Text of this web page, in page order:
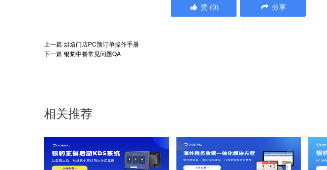
赞 (0) 分享
上一篇烘焙门店PC预订单操作手册
下一篇银豹中餐常见问题QA
相关推荐